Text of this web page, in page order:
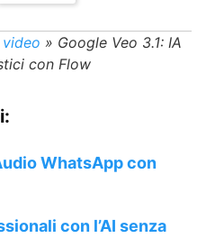
» Google Veo 3.1: IA
con Flow
WhatsApp con
con l’AI senza